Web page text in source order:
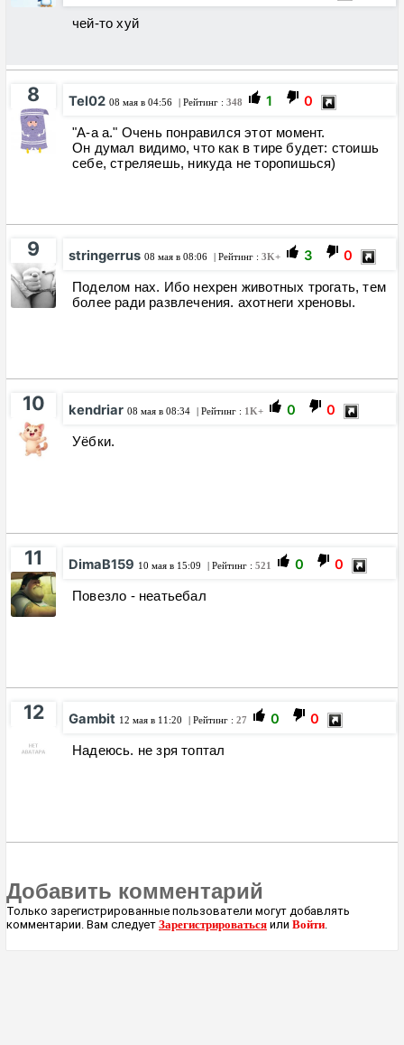
чей-то хуй
8 Tel02 08 мая в 04:56 | Рейтинг : 348 1 0
"А-а а." Очень понравился этот момент.
Он думал видимо, что как в тире будет: стоишь
себе, стреляешь, никуда не торопишься)
9 stringerrus 08 мая в 08:06 | Рейтинг : 3K+ 3 0
Поделом нах. Ибо нехрен животных трогать, тем
более ради развлечения. ахотнеги хреновы.
10 kendriar 08 мая в 08:34 | Рейтинг : 1K+ 0 0
Уёбки.
11 DimaB159 10 мая в 15:09 | Рейтинг : 521 0 0
Повезло - неатьебал
12 Gambit 12 мая в 11:20 | Рейтинг : 27 0 0
Надеюсь. не зря топтал
Добавить комментарий
Только зарегистрированные пользователи могут добавлять
комментарии. Вам следует Зарегистрироваться или Войти.